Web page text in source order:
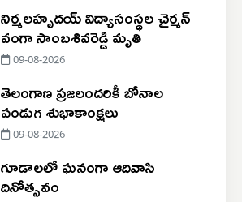
నిర్మలహృదయ్ విద్యాసంస్థల చైర్మన్
వంగా సాంబశివరెడ్డి మృతి
09-08-2026
తెలంగాణ ప్రజలందరికీ బోనాల
పండుగ శుభాకాంక్షలు
09-08-2026
గూడాలలో ఘనంగా ఆదివాసి
దినోత్సవం